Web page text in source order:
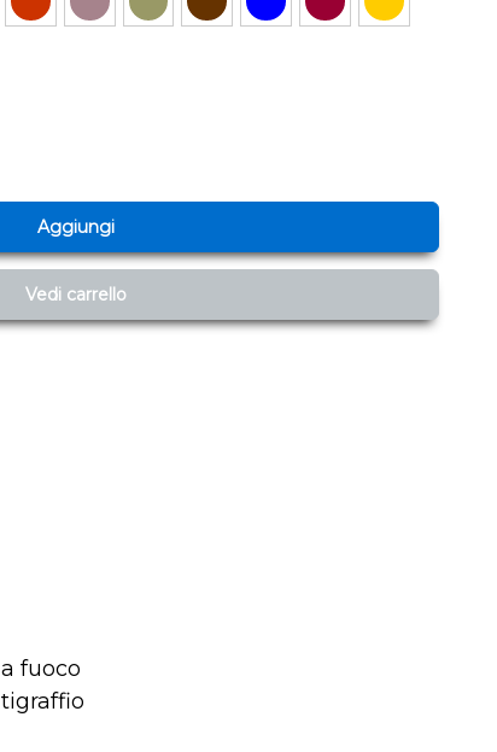
Aggiungi
Vedi carrello
fuoco